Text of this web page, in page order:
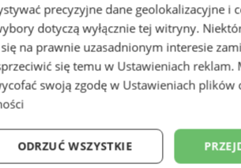
mimo sądowego zakazu.
na DTŚ
precyzyjne dane geolokalizacyjne i
dotyczą wyłącznie tej witryny.
na prawnie uzasadnionym interesie
się temu w Ustawieniach reklam.
swoją zgodę w Ustawieniach plików
ODRZUĆ WSZYSTKIE